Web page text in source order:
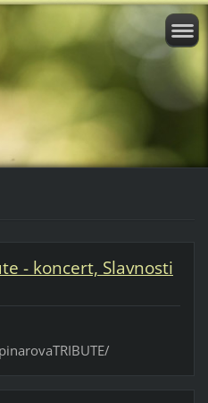
- koncert, Slavnosti